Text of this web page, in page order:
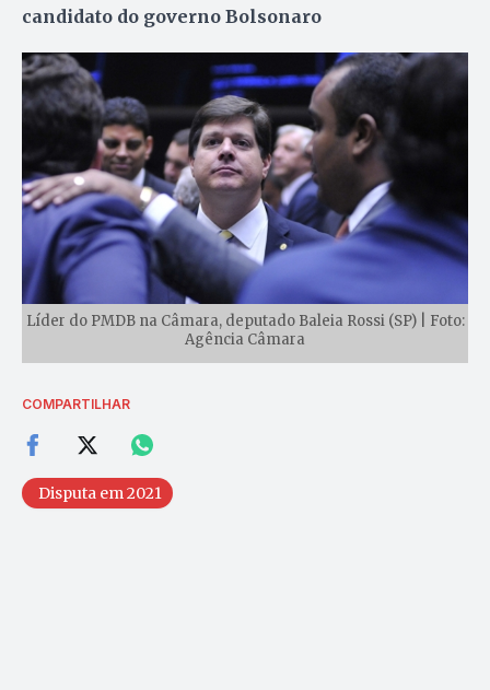
candidato do governo Bolsonaro
Líder do PMDB na Câmara, deputado Baleia Rossi (SP) | Foto:
Agência Câmara
COMPARTILHAR
Disputa em 2021